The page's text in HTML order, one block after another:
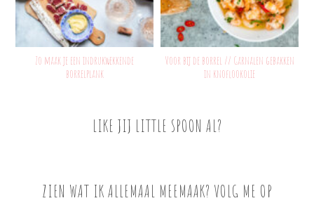
Zo maak je een indrukwekkende
borrelplank
Voor bij de borrel // Garnalen gebakken
in knoflookolie
LIKE JIJ LITTLE SPOON AL?
ZIEN WAT IK ALLEMAAL MEEMAAK? VOLG ME OP